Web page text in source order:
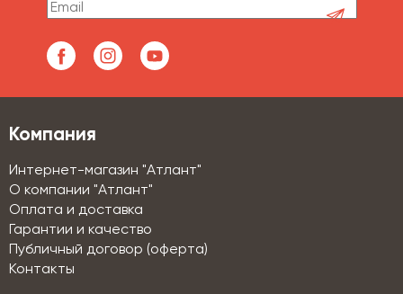
Компания
Интернет-магазин "Атлант"
О компании "Атлант"
Оплата и доставка
Гарантии и качество
Публичный договор (оферта)
Контакты